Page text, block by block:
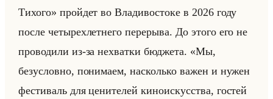
Тихого» пройдет во Вла­ди­во­сто­ке в 2026 году
после че­ты­рех­лет­не­го пе­ре­ры­ва. До этого его не
про­во­ди­ли из-за нехват­ки бюд­же­та. «Мы,
безусловно, понимаем, насколько важен и нужен
фестиваль для ценителей киноискусства, гостей